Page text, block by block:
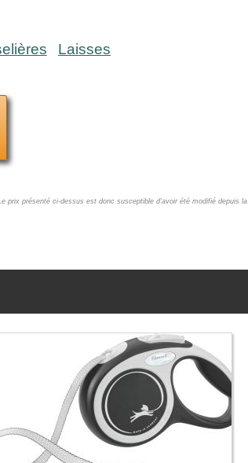
Laisses
prix présenté ci-dessus est donc susceptible d'avoir été modifié depuis la